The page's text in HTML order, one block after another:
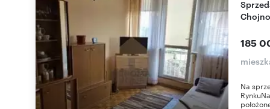
Sprzedam przytulne mieszkanie 37 m² w
185
Na